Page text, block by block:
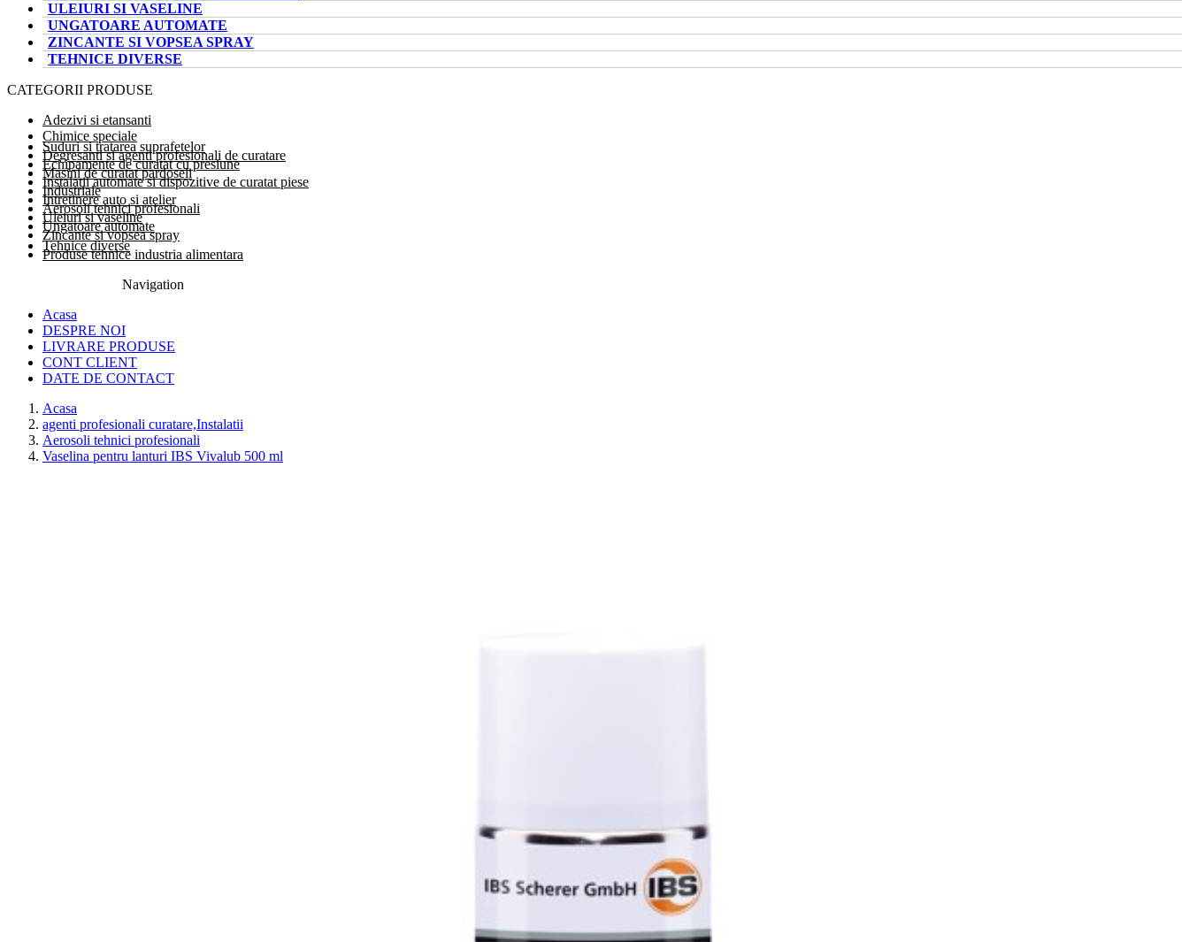
ULEIURI SI VASELINE
UNGATOARE AUTOMATE
ZINCANTE SI VOPSEA SPRAY
TEHNICE DIVERSE
CATEGORII PRODUSE
Adezivi si etansanti
Chimice speciale
Suduri si tratarea suprafetelor
Degresanti si agenti profesionali de curatare
Echipamente de curatat cu presiune
Masini de curatat pardoseli
Instalatii automate si dispozitive de curatat piese
Industriale
Intretinere auto si atelier
Aerosoli tehnici profesionali
Uleiuri si vaseline
Ungatoare automate
Zincante si vopsea spray
Tehnice diverse
Produse tehnice industria alimentara
Navigation
Acasa
DESPRE NOI
LIVRARE PRODUSE
CONT CLIENT
DATE DE CONTACT
Acasa
agenti profesionali curatare,Instalatii
Aerosoli tehnici profesionali
Vaselina pentru lanturi IBS Vivalub 500 ml